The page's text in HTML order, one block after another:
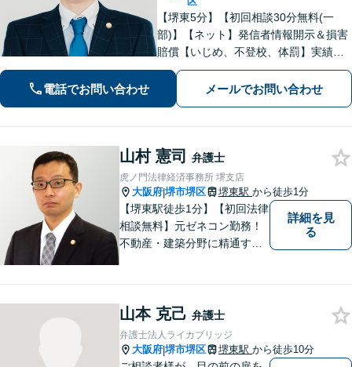
【堺東5分】【初回相談30分無料(一
部)】【ネット】発信者情報開示＆損害
賠償【いじめ、不登校、体罰】実績豊
富【離婚問題】不倫・離婚に注力／有
利な条件での慰謝料・離婚【労働問
題】ハラスメント事案の実績／裁判を
電話でお問い合わせ メールでお問い合わせ
山村 憲司 弁護士
虎ノ門法律経済事務所 堺支店
大阪府|堺市堺区 堺東駅 から徒歩1分
【堺東駅徒歩1分】【初回法律
相談無料】元ゼネコン勤務！
不動産・建築分野に精通する
す！全国の支店ネットワーク
を活かし、迅速な解決を目指
します。【夜間土日祝可】
詳細を見
る
山本 克己 弁護士
弁護士法人ライカブリッジ
大阪府|堺市堺区 堺東駅 から徒歩10分